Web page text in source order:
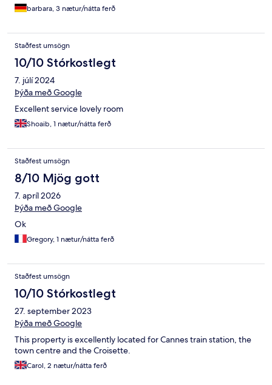
barbara, 3 nætur/nátta ferð
Staðfest umsögn
10/10 Stórkostlegt
7. júlí 2024
Þýða með Google
Excellent service lovely room
Shoaib, 1 nætur/nátta ferð
Staðfest umsögn
8/10 Mjög gott
7. apríl 2026
Þýða með Google
Ok
Gregory, 1 nætur/nátta ferð
Staðfest umsögn
10/10 Stórkostlegt
27. september 2023
Þýða með Google
This property is excellently located for Cannes train station, the
town centre and the Croisette.
Carol, 2 nætur/nátta ferð